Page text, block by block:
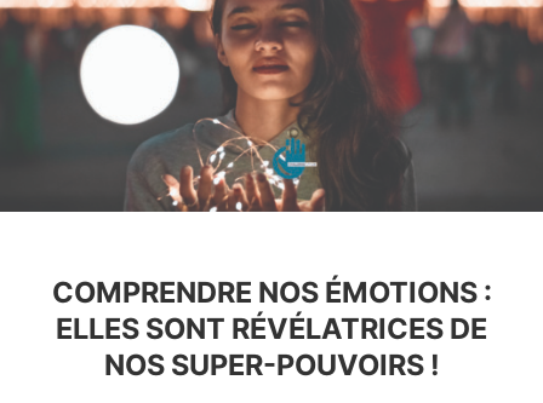
COMPRENDRE NOS ÉMOTIONS :
ELLES SONT RÉVÉLATRICES DE
NOS SUPER-POUVOIRS !